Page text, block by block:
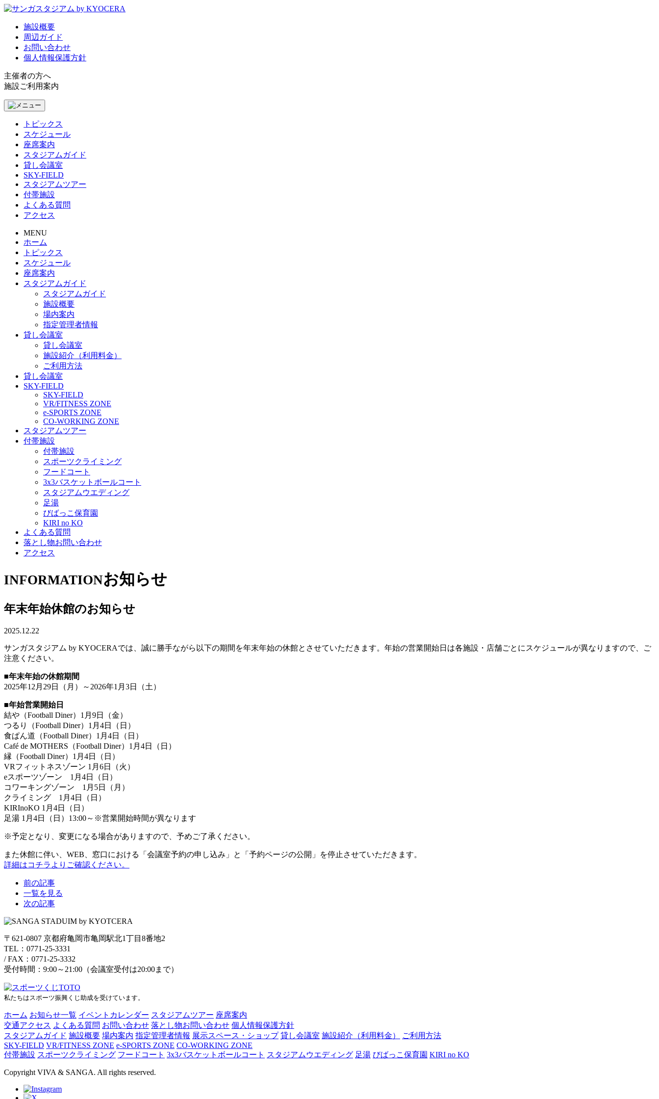
施設概要
周辺ガイド
お問い合わせ
個人情報保護方針
主催者の方へ
施設ご利用案内
トピックス
スケジュール
座席案内
スタジアムガイド
貸し会議室
SKY-FIELD
スタジアムツアー
付帯施設
よくある質問
アクセス
MENU
ホーム
トピックス
スケジュール
座席案内
スタジアムガイド
スタジアムガイド
施設概要
場内案内
指定管理者情報
貸し会議室
貸し会議室
施設紹介（利用料金）
ご利用方法
貸し会議室
SKY-FIELD
SKY-FIELD
VR/FITNESS ZONE
e-SPORTS ZONE
CO-WORKING ZONE
スタジアムツアー
付帯施設
付帯施設
スポーツクライミング
フードコート
3x3バスケットボールコート
スタジアムウエディング
足湯
びばっこ保育園
KIRI no KO
よくある質問
落とし物お問い合わせ
アクセス
INFORMATIONお知らせ
年末年始休館のお知らせ
2025.12.22
サンガスタジアム by KYOCERAでは、誠に勝手ながら以下の期間を年末年始の休館とさせていただきます。年始の営業開始日は各施設・店舗ごとにスケジュールが異なりますので、ご
注意ください。
■年末年始の休館期間
2025年12月29日（月）～2026年1月3日（土）
■年始営業開始日
結や（Football Diner）1月9日（金）
つるり（Football Diner）1月4日（日）
食ぱん道（Football Diner）1月4日（日）
Café de MOTHERS（Football Diner）1月4日（日）
縁（Football Diner）1月4日（日）
VRフィットネスゾーン 1月6日（火）
eスポーツゾーン 1月4日（日）
コワーキングゾーン 1月5日（月）
クライミング 1月4日（日）
KIRInoKO 1月4日（日）
足湯 1月4日（日）13:00～※営業開始時間が異なります
※予定となり、変更になる場合がありますので、予めご了承ください。
また休館に伴い、WEB、窓口における「会議室予約の申し込み」と「予約ページの公開」を停止させていただきます。
詳細はコチラよりご確認ください。
前の記事
一覧を見る
次の記事
〒621-0807 京都府亀岡市亀岡駅北1丁目8番地2
TEL：0771-25-3331
/FAX：0771-25-3332
受付時間：9:00～21:00（会議室受付は20:00まで）
私たちはスポーツ振興くじ助成を受けています。
ホーム お知らせ一覧 イベントカレンダー スタジアムツアー 座席案内
交通アクセス よくある質問 お問い合わせ 落とし物お問い合わせ 個人情報保護方針
スタジアムガイド 施設概要 場内案内 指定管理者情報 展示スペース・ショップ 貸し会議室 施設紹介（利用料金）
ご利用方法
SKY-FIELD VR/FITNESS ZONE e-SPORTS ZONE CO-WORKING ZONE
付帯施設 スポーツクライミング フードコート 3x3バスケットボールコート スタジアムウエディング 足湯 びばっこ保育園 KIRI no KO
Copyright VIVA & SANGA. All rights reserved.